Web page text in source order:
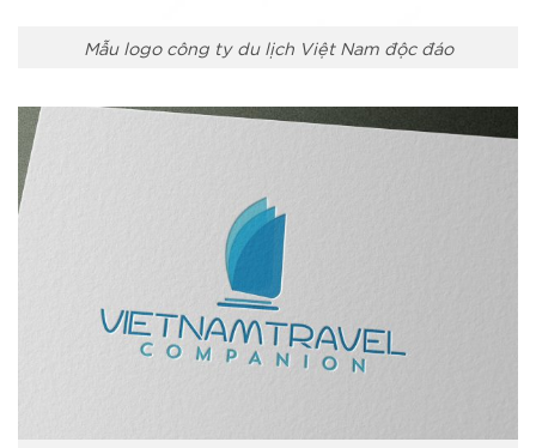
Mẫu logo công ty du lịch Việt Nam độc đáo